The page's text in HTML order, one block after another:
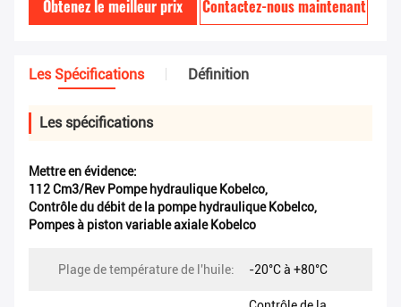
Obtenez le meilleur prix Contactez-nous maintenant
Les Spécifications Définition
Les spécifications
Mettre en évidence:
112 Cm3/Rev Pompe hydraulique Kobelco,
Contrôle du débit de la pompe hydraulique Kobelco,
Pompes à piston variable axiale Kobelco
Plage de température de l'huile: -20°C à +80°C